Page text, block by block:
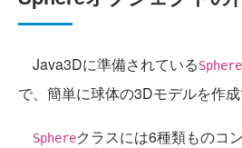
Java3Dに準備されているSphere
で、簡単に球体の3Dモデルを作成
Sphereクラスには6種類ものコ